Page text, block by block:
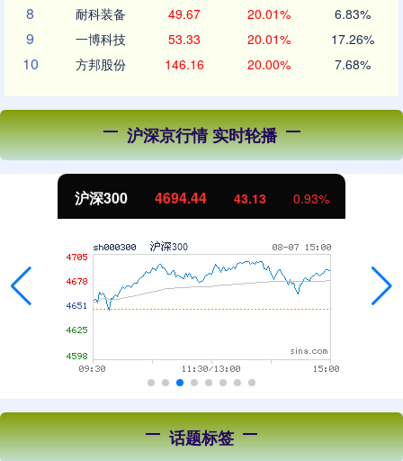
8 耐科装备 49.67 20.01% 6.83%
9 一博科技 53.33 20.01% 17.26%
10 方邦股份 146.16 20.00% 7.68%
沪深京行情 实时轮播
北证50 1134.24
话题标签